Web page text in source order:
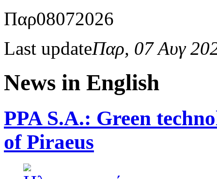
Παρ08072026
Last updateΠαρ, 07 Αυγ
News in English
PPA S.A.: Green
of Piraeus